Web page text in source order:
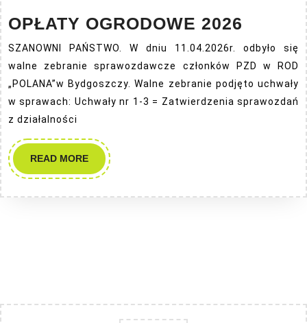
OPŁATY OGRODOWE 2026
2026
SZANOWNI PAŃSTWO. W dniu 11.04.2026r. odbyło się
walne zebranie sprawozdawcze członków PZD w ROD
„POLANA”w Bydgoszczy. Walne zebranie podjęto uchwały
w sprawach: Uchwały nr 1-3 = Zatwierdzenia sprawozdań
z działalności
READ MOREREAD
MORE